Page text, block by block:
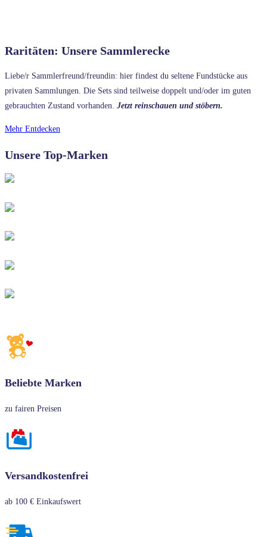
Raritäten: Unsere Sammlerecke
Liebe/r Sammlerfreund/freundin: hier findest du seltene Fundstücke aus
privaten Sammlungen. Die Sets sind teilweise doppelt und/oder im guten
gebrauchten Zustand vorhanden. Jetzt reinschauen und stöbern.
Mehr Entdecken
Unsere Top-Marken
Beliebte Marken
zu fairen Preisen
Versandkostenfrei
ab 100 € Einkaufswert